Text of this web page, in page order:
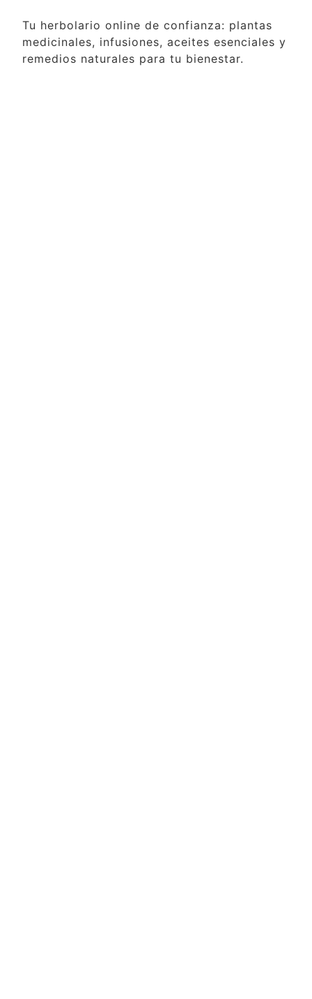
Tu herbolario online de confianza: plantas
medicinales, infusiones, aceites esenciales y
remedios naturales para tu bienestar.